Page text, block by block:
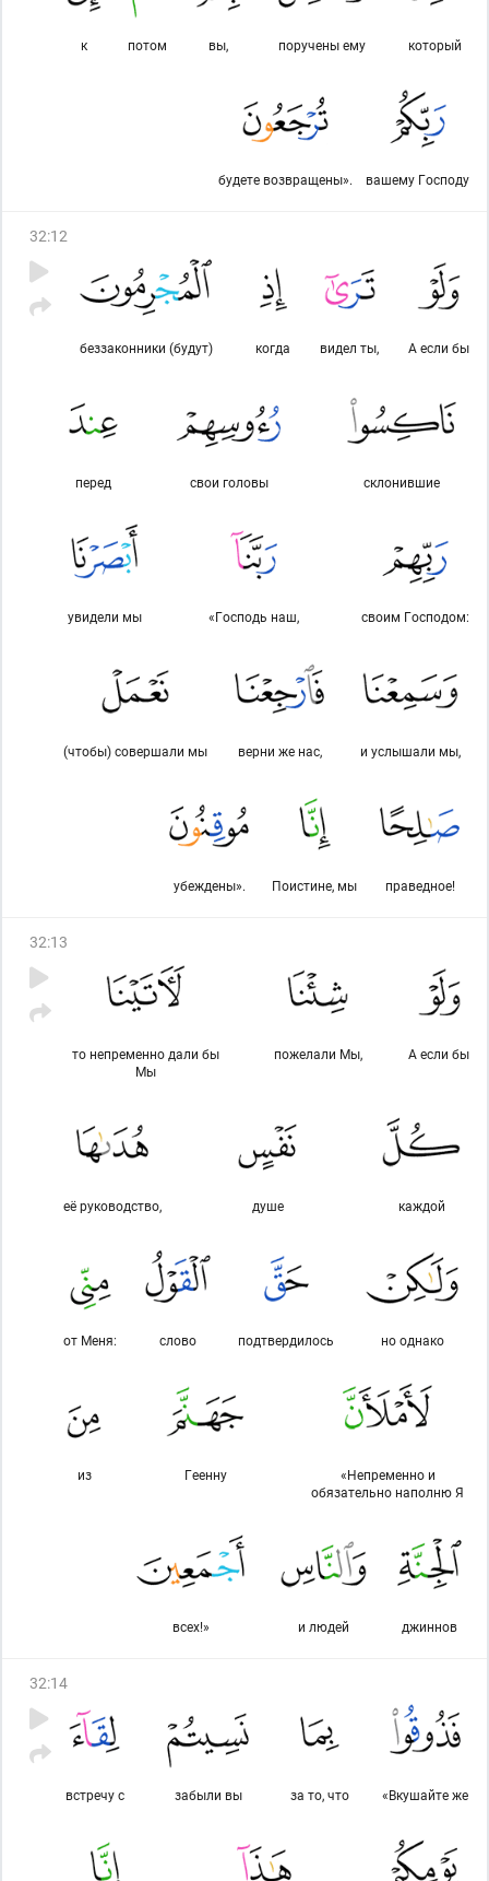
который
поручены ему
вы,
потом
к
вашему Господу
будете возвращены».
32:12
А если бы
видел ты,
когда
беззаконники (будут)
склонившие
свои головы
перед
своим Господом:
«Господь наш,
увидели мы
и услышали мы,
верни же нас,
(чтобы) совершали мы
праведное!
Поистине, мы
убеждены».
32:13
А если бы
пожелали Мы,
то непременно дали бы
Мы
каждой
душе
её руководство,
но однако
подтвердилось
слово
от Меня:
«Непременно и
обязательно наполню Я
Геенну
из
джиннов
и людей
всех!»
32:14
«Вкушайте же
за то, что
забыли вы
встречу с